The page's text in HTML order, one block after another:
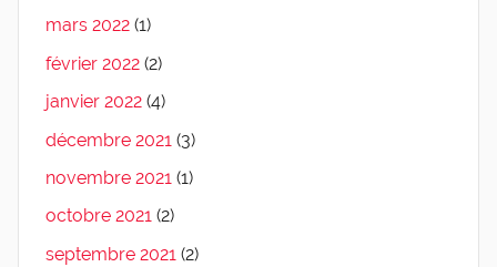
mars 2022 (1)
février 2022 (2)
janvier 2022 (4)
décembre 2021 (3)
novembre 2021 (1)
octobre 2021 (2)
septembre 2021 (2)